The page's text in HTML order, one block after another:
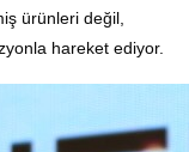
ürünleri değil,
hareket ediyor.